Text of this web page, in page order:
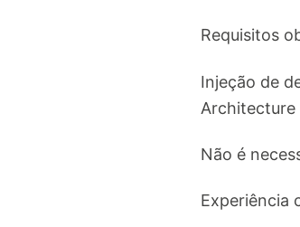
Requisitos
Injeção de
Architecture
Não é
Experiência